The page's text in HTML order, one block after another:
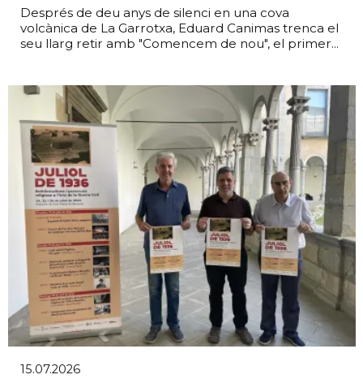
Després de deu anys de silenci en una cova
volcànica de La Garrotxa, Eduard Canimas trenca el
seu llarg retir amb "Comencem de nou", el primer...
15.07.2026